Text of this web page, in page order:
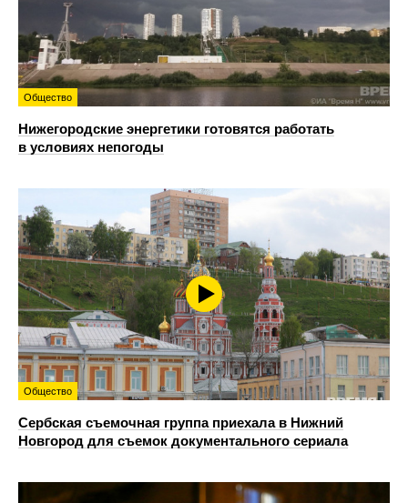
Общество
Нижегородские энергетики готовятся работать
в условиях непогоды
Общество
Сербская съемочная группа приехала в Нижний
Новгород для съемок документального сериала